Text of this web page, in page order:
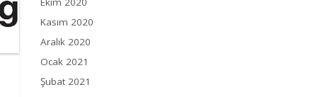
Kasım 2020
Aralık 2020
Ocak 2021
Şubat 2021